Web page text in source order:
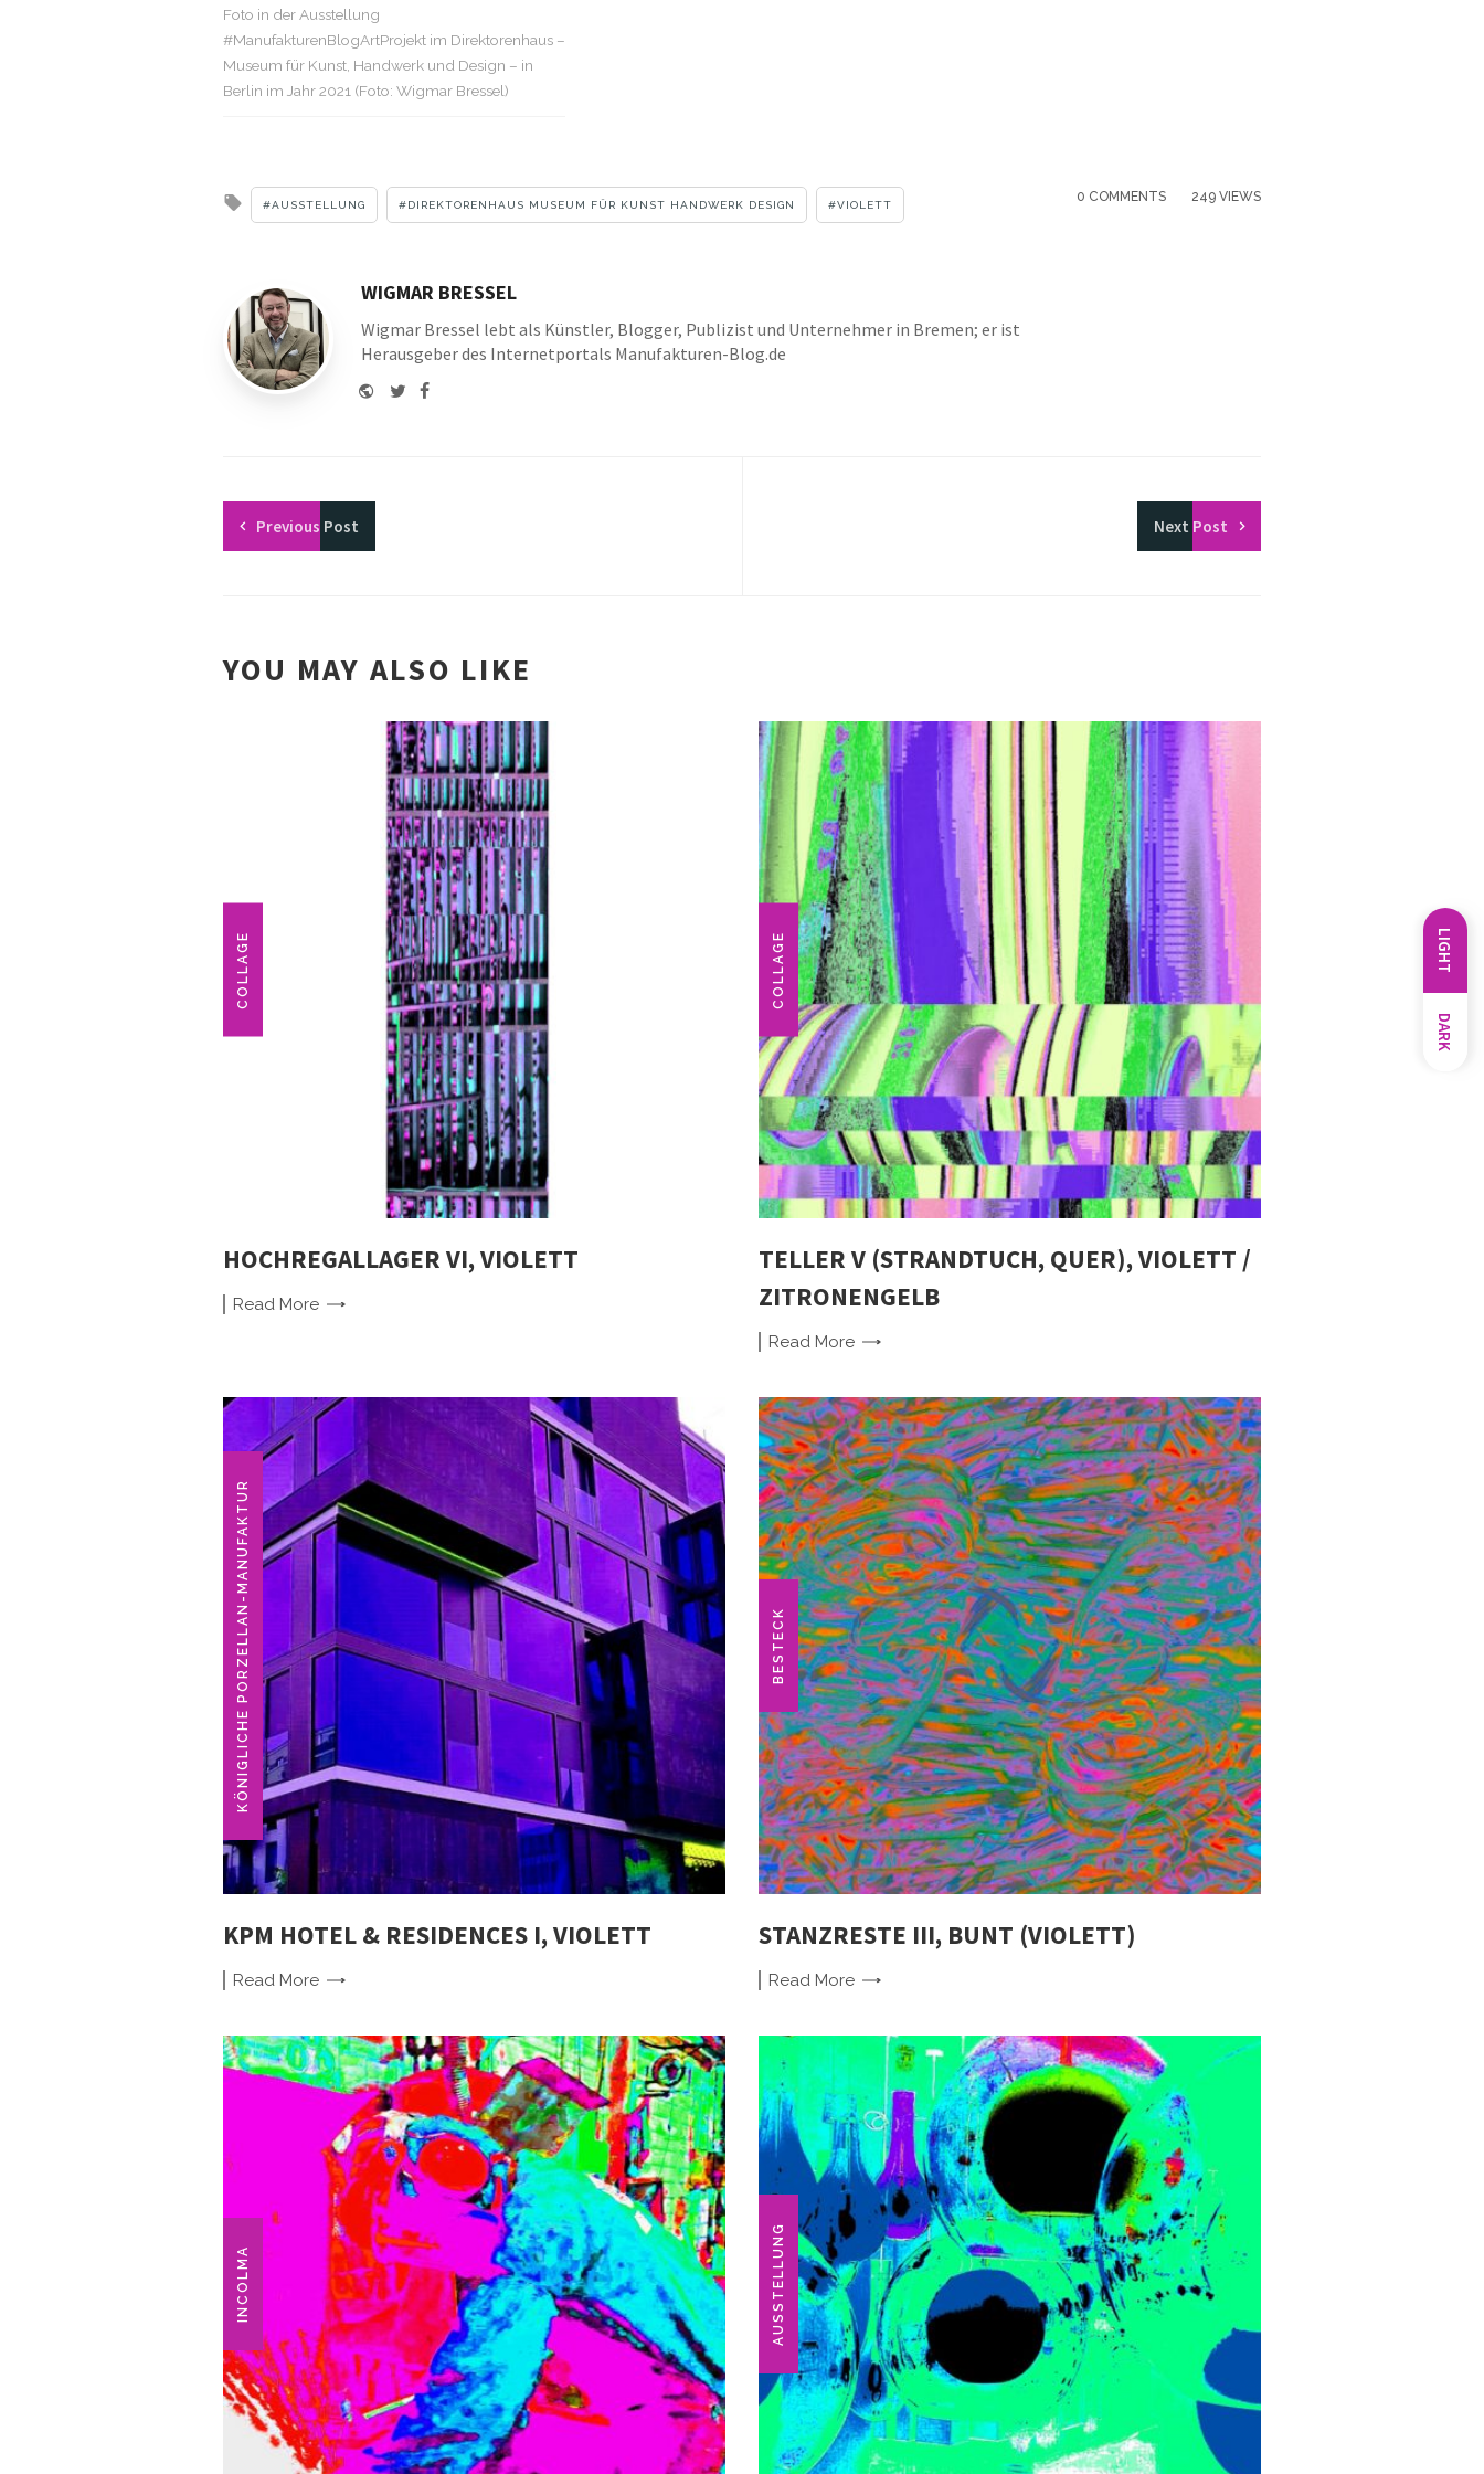
LIGHT
DARK
Foto in der Ausstellung
#ManufakturenBlogArtProjekt im Direktorenhaus –
Museum für Kunst, Handwerk und Design – in
Berlin im Jahr 2021 (Foto: Wigmar Bressel)
Tagged
AUSSTELLUNG DIREKTORENHAUS MUSEUM FÜR KUNST HANDWERK DESIGN VIOLETT
0 COMMENTS 249 VIEWS
WIGMAR BRESSEL
Wigmar Bressel lebt als Künstler, Blogger, Publizist und Unternehmer in Bremen; er ist
Herausgeber des Internetportals Manufakturen-Blog.de
Website
TwitterFacebook
Previous Post Next Post
YOU MAY ALSO LIKE
COLLAGE
HOCHREGALLAGER VI, VIOLETT
Read More
COLLAGE
TELLER V (STRANDTUCH, QUER), VIOLETT /
ZITRONENGELB
Read More
KÖNIGLICHE PORZELLAN-MANUFAKTUR
KPM HOTEL & RESIDENCES I, VIOLETT
Read More
BESTECK
STANZRESTE III, BUNT (VIOLETT)
Read More
INCOLMA AUSSTELLUNG